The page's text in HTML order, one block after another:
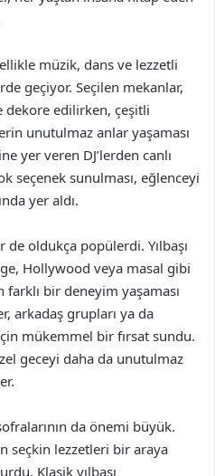
müzik, dans ve lezzetli
geçiyor. Seçilen mekanlar,
dekore edilirken, çeşitli
unutulmaz anlar yaşaması
yer veren DJ’lerden canlı
seçenek sunulması, eğlenceyi
yer aldı.
oldukça popülerdi. Yılbaşı
Hollywood veya masal gibi
bir deneyim yaşaması
arkadaş grupları ya da
mükemmel bir fırsat sundu.
geceyi daha da unutulmaz
da önemi büyük.
seçkin lezzetleri bir araya
Klasik yılbaşı